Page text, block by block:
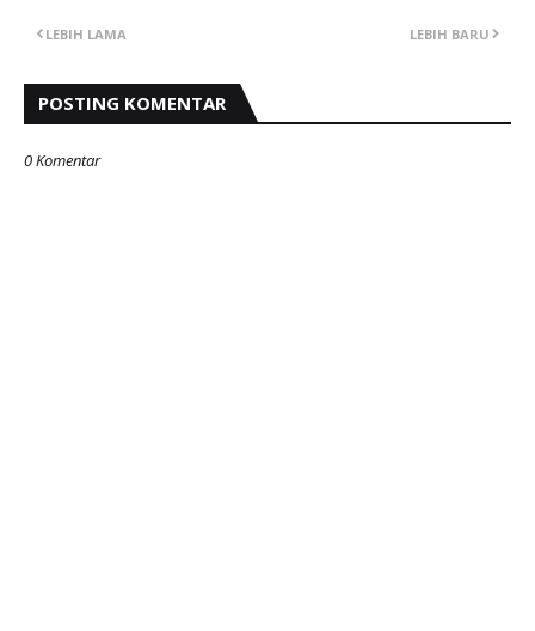
LEBIH BARU
LEBIH LAMA
POSTING KOMENTAR
0 Komentar